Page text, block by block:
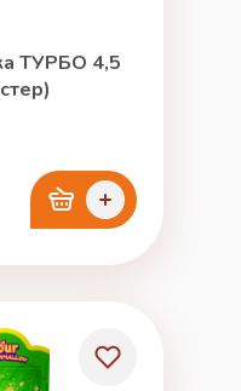
ТУРБО 4,5